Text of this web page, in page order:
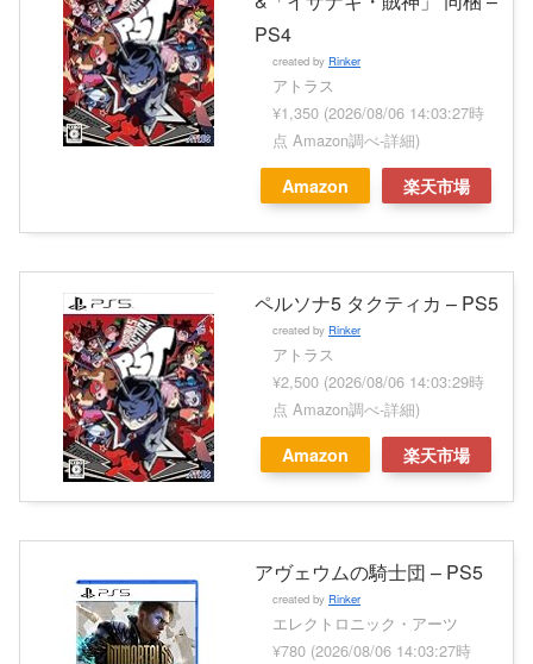
PS4
created by Rinker
アトラス
¥1,350 (2026/08/06 14:03:27時
点 Amazon調べ-詳細)
Amazon 楽天市場
ペルソナ5 タクティカ – PS5
created by Rinker
アトラス
¥2,500 (2026/08/06 14:03:29時
点 Amazon調べ-詳細)
Amazon 楽天市場
アヴェウムの騎士団 – PS5
created by Rinker
エレクトロニック・アーツ
¥780 (2026/08/06 14:03:27時